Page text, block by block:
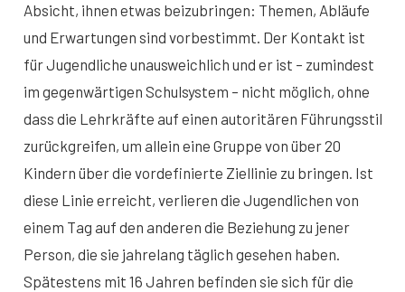
Absicht, ihnen etwas beizubringen: Themen, Abläufe
und Erwartungen sind vorbestimmt. Der Kontakt ist
für Jugendliche unausweichlich und er ist – zumindest
im gegenwärtigen Schulsystem – nicht möglich, ohne
dass die Lehrkräfte auf einen autoritären Führungsstil
zurückgreifen, um allein eine Gruppe von über 20
Kindern über die vordefinierte Ziellinie zu bringen. Ist
diese Linie erreicht, verlieren die Jugendlichen von
einem Tag auf den anderen die Beziehung zu jener
Person, die sie jahrelang täglich gesehen haben.
Spätestens mit 16 Jahren befinden sie sich für die